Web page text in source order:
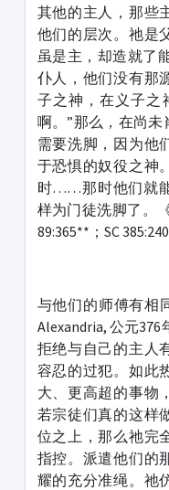
其他的主人，那些
他们的层次。祂是
虽是主，却造就
仆人，他们没有那
子之神，在义子之
啊。”那么，在尚
需要洗脚，因为他
于恐惧的奴役之神
时……那时他们就
样为门徒洗脚了。
89:365**；SC
与他们的师傅有相
Alexandria, 公元
拒绝与自己的主人
容忍的过犯。如此
大、更高超的事物
若宗徒们真的这样
位之上，那么祂完
指控。派遣他们的
耀的充分准绳。祂